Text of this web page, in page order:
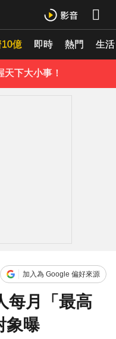
億 即時 熱門 生活
下大小事！
加入為 Google 偏好來源
每月「最高
象曝